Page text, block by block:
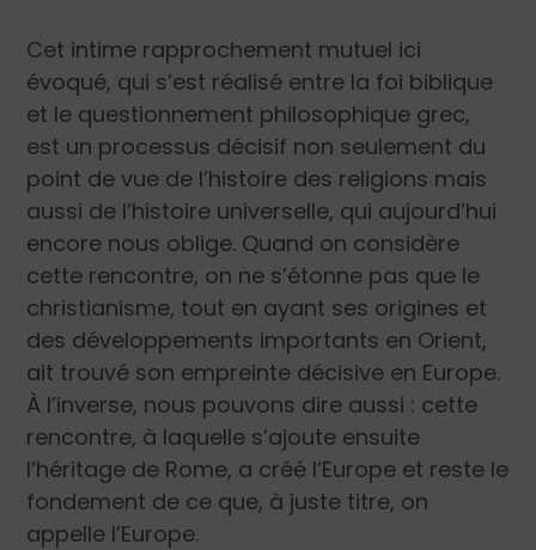
Cet intime rapprochement mutuel ici
évoqué, qui s’est réalisé entre la foi biblique
et le questionnement philosophique grec,
est un processus décisif non seulement du
point de vue de l’histoire des religions mais
aussi de l’histoire universelle, qui aujourd’hui
encore nous oblige. Quand on considère
cette rencontre, on ne s’étonne pas que le
christianisme, tout en ayant ses origines et
des développements importants en Orient,
ait trouvé son empreinte décisive en Europe.
À l’inverse, nous pouvons dire aussi : cette
rencontre, à laquelle s’ajoute ensuite
l’héritage de Rome, a créé l’Europe et reste le
fondement de ce que, à juste titre, on
appelle l’Europe.